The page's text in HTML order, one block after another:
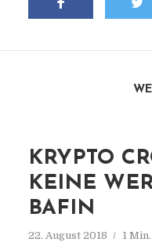
KRYPTO
KEINE
BAFIN
22. August 2018 1